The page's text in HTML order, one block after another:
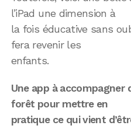
l’iPad une dimension à
la fois éducative sans
fera revenir les
enfants.
Une app à accompagner
forêt pour mettre en
pratique ce qui vient